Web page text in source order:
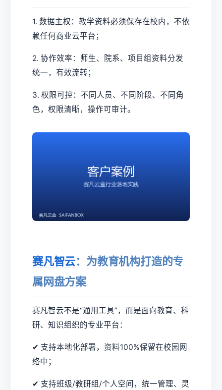
1. 数据主权：教学资料必须保存在校内，不依
赖任何商业云平台；
2. 协作效率：师生、院系、项目组资料分发
统一，有效流转；
3. 权限可控：不同人员、不同阶段、不同角
色，权限清晰，操作可审计。
赛凡智云：为教育机构打造的专
属网盘方案
赛凡智云不是“通用工具”，而是面向教育、科
研、知识组织的专业平台：
✔ 支持本地化部署，资料100%保留在校园网
络中；
✔ 支持班级/教研组/个人空间，统一管理、灵